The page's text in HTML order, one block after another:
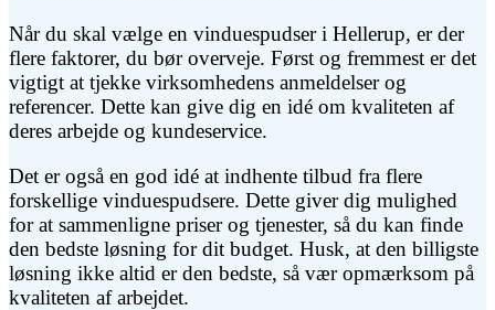
Når du skal vælge en vinduespudser i Hellerup, er der
flere faktorer, du bør overveje. Først og fremmest er det
vigtigt at tjekke virksomhedens anmeldelser og
referencer. Dette kan give dig en idé om kvaliteten af
deres arbejde og kundeservice.
Det er også en god idé at indhente tilbud fra flere
forskellige vinduespudsere. Dette giver dig mulighed
for at sammenligne priser og tjenester, så du kan finde
den bedste løsning for dit budget. Husk, at den billigste
løsning ikke altid er den bedste, så vær opmærksom på
kvaliteten af arbejdet.